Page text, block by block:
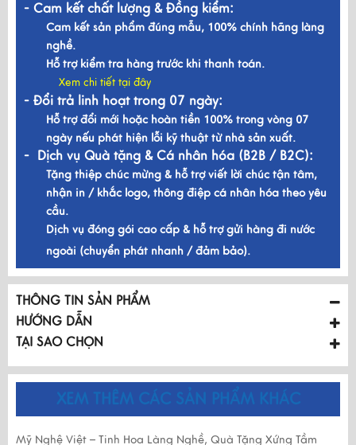
- Cam kết chất lượng & Đồng kiểm:
Cam kết sản phẩm đúng mẫu, 100% chính hãng làng
nghề.
Hỗ trợ kiểm tra hàng trước khi thanh toán.
Xem chi tiết tại đây
- Đổi trả linh hoạt trong 07 ngày:
Hỗ trợ đổi mới hoặc hoàn tiền 100% trong vòng 07
ngày nếu phát hiện lỗi kỹ thuật từ nhà sản xuất.
- Dịch vụ Quà tặng & Cá nhân hóa (B2B / B2C):
Tặng thiệp chúc mừng & hỗ trợ viết lời chúc tận tâm,
nhận in / khắc logo, thông điệp cá nhân hóa theo yêu
cầu.
Dịch vụ đóng gói cao cấp & hỗ trợ gửi hàng đi nước
ngoài (chuyển phát nhanh / đảm bảo).
THÔNG TIN SẢN PHẨM
HƯỚNG DẪN
TẠI SAO CHỌN
XEM THÊM CÁC SẢN PHẨM KHÁC
Mỹ Nghệ Việt – Tinh Hoa Làng Nghề, Quà Tặng Xứng Tầm